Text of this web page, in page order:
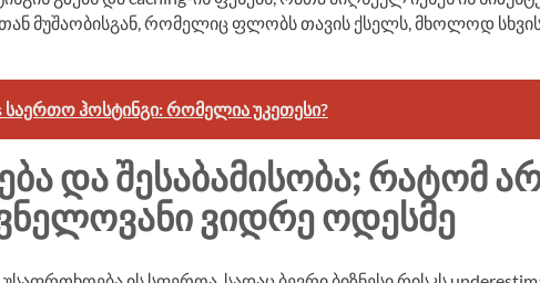
მუშაობისგან, რომელიც ფლობს თავის ქსელს, მხოლოდ
საერთო ჰოსტინგი: რომელია უკეთესი?
ᲓᲐ ᲨᲔᲡᲐᲑᲐᲛᲘᲡᲝᲑᲐ; ᲠᲐᲢᲝᲛ
ᲕᲘᲓᲠᲔ ᲝᲓᲔᲡᲛᲔ